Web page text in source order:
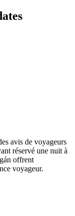
avis de voyageurs
réservé une nuit à
offrent
voyageur.